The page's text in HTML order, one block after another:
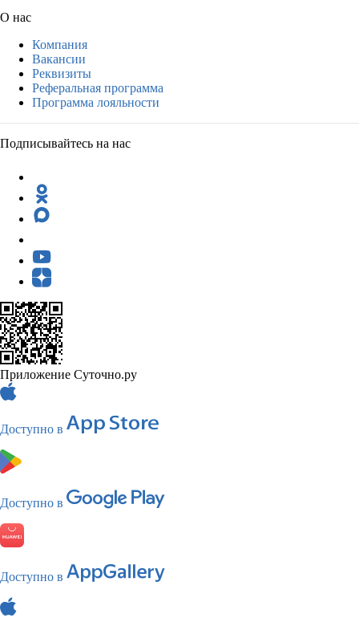
О нас
Компания
Вакансии
Реквизиты
Реферальная программа
Программа лояльности
Подписывайтесь на нас
Приложение Суточно.ру
Доступно в
Доступно в
Доступно в